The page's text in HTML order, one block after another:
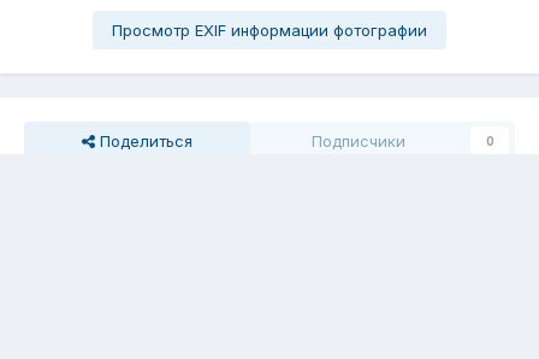
Просмотр EXIF информации фотографии
Поделиться Подписчики 0